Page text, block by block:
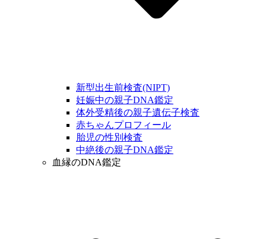
新型出生前検査(NIPT)
妊娠中の親子DNA鑑定
体外受精後の親子遺伝子検査
赤ちゃんプロフィール
胎児の性別検査
中絶後の親子DNA鑑定
血縁のDNA鑑定